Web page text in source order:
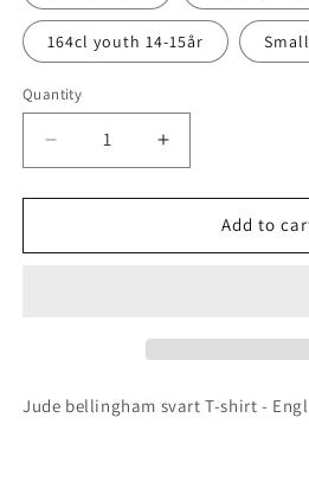
164cl youth 14-15år Small
Quantity
Quantity
quantity
Madrid
quantity
Svart
Madrid
Add to
Jude bellingham svart T-shirt -